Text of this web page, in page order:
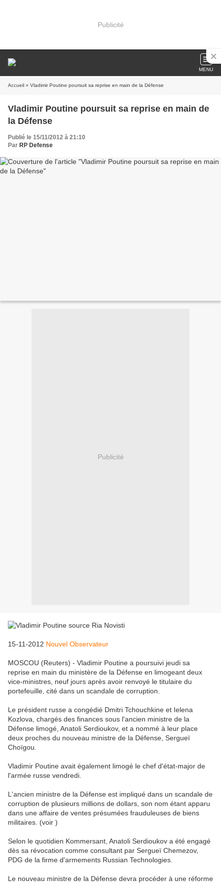
Publicité
MENU
Accueil » Vladimir Poutine poursuit sa reprise en main de la Défense
Vladimir Poutine poursuit sa reprise en main de
la Défense
Publié le 15/11/2012 à 21:10
Par RP Defense
Publicité
15-11-2012 Nouvel Observateur
MOSCOU (Reuters) - Vladimir Poutine a poursuivi jeudi sa
reprise en main du ministère de la Défense en limogeant deux
vice-ministres, neuf jours après avoir renvoyé le titulaire du
portefeuille, cité dans un scandale de corruption.
Le président russe a congédié Dmitri Tchouchkine et Ielena
Kozlova, chargés des finances sous l'ancien ministre de la
Défense limogé, Anatoli Serdioukov, et a nommé à leur place
deux proches du nouveau ministre de la Défense, Sergueï
Choïgou.
Vladimir Poutine avait également limogé le chef d'état-major de
l'armée russe vendredi.
L'ancien ministre de la Défense est impliqué dans un scandale de
corruption de plusieurs millions de dollars, son nom étant apparu
dans une affaire de ventes présumées frauduleuses de biens
militaires. (voir )
Selon le quotidien Kommersant, Anatoli Serdioukov a été engagé
dès sa révocation comme consultant par Sergueï Chemezov,
PDG de la firme d'armements Russian Technologies.
Le nouveau ministre de la Défense devra procéder à une réforme